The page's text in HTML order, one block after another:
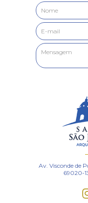
Av. Visconde de
69020-